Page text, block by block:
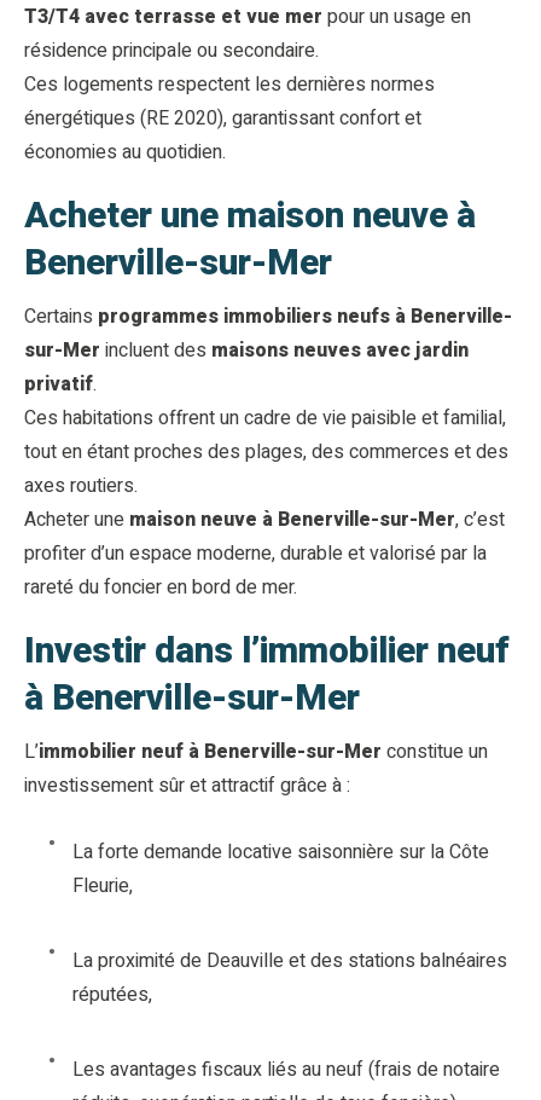
T3/T4 avec terrasse et vue mer pour un usage en
résidence principale ou secondaire.
Ces logements respectent les dernières normes
énergétiques (RE 2020), garantissant confort et
économies au quotidien.
Acheter une maison neuve à
Benerville-sur-Mer
Certains programmes immobiliers neufs à Benerville-
sur-Mer incluent des maisons neuves avec jardin
privatif.
Ces habitations offrent un cadre de vie paisible et familial,
tout en étant proches des plages, des commerces et des
axes routiers.
Acheter une maison neuve à Benerville-sur-Mer, c’est
profiter d’un espace moderne, durable et valorisé par la
rareté du foncier en bord de mer.
Investir dans l’immobilier neuf
à Benerville-sur-Mer
L’immobilier neuf à Benerville-sur-Mer constitue un
investissement sûr et attractif grâce à :
La forte demande locative saisonnière sur la Côte
Fleurie,
La proximité de Deauville et des stations balnéaires
réputées,
Les avantages fiscaux liés au neuf (frais de notaire